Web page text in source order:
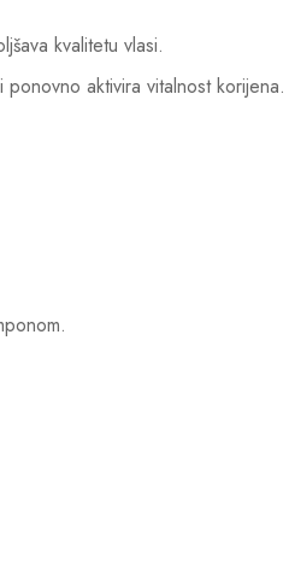
kvalitetu vlasi.
aktivira vitalnost korijena.